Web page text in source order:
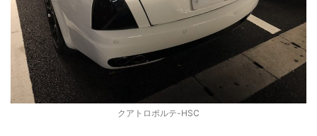
クアトロポルテ-HSC